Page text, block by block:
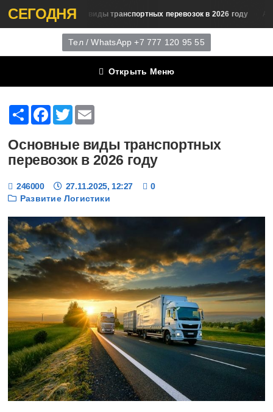
СЕГОДНЯ
Основные виды транспортных перевозок в 2026 году Аналитика
Тел / WhatsApp +7 777 120 95 55
Открыть Меню
ShareFacebook
Twitter
Основные виды транспортных
перевозок в 2026 году
246000 27.11.2025, 12:27
0
Развитие Логистики